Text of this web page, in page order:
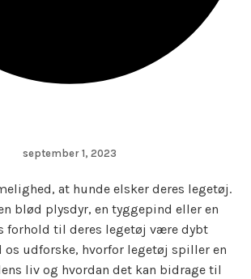
september 1, 2023
at hunde elsker deres legetøj.
blød plysdyr, en tyggepind eller en
forhold til deres legetøj være dybt
os udforske, hvorfor legetøj spiller en
liv og hvordan det kan bidrage til